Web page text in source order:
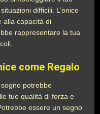
difficili. L’onice
alla capacità di
rappresentare la tua
come Regalo
potrebbe
tue qualità di forza e
essere un segno